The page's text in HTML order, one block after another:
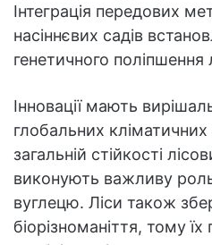
Інтеграція передових
насіннєвих садів
генетичного поліпшення
Інновації мають
глобальних
загальній стійкості
виконують важливу
вуглецю. Ліси також
біорізноманіття, тому їх